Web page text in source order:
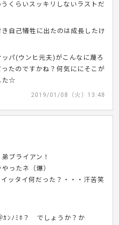
くらいスッキリしないラストだ
自己犠牲に出たのは成長したけ
パ(ウンヒ元夫)がこんなに蔑ろ
たのですかね？何気ににそこが
た☆
2019/01/08（火）13:48
ブライアン！
ったネ（爆）
ッタイ何だった？・・・汗苦笑
ﾝﾉﾐﾎ？ でしょうか？か